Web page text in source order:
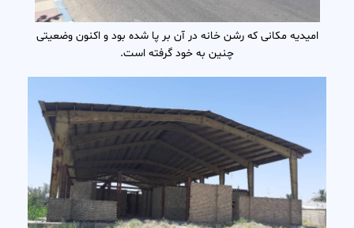
امیدیه مکانی که رشن خانه در آن بر پا شده بود و اکنون وضعیتی
چنین به خود گرفته است.